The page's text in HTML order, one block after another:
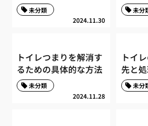
2024.11.30
未分類 未分
トイレつまりを解消す
るための具体的な方法
2024.11.28
未分類
トイ
先と
未分